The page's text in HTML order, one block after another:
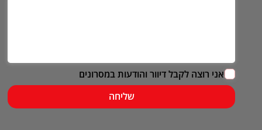
אני רוצה לקבל דיוור והודעות במסרונים
שליחה